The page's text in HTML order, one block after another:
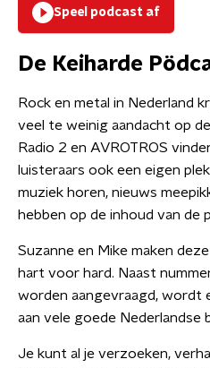
Speel podcast af
De Keiharde
Rock en metal in Nederland
veel te weinig aandacht op
Radio 2 en AVROTROS
luisteraars ook een eigen
muziek horen, nieuws
hebben op de inhoud van de
Suzanne en Mike maken
hart voor hard. Naast
worden aangevraagd, wordt
aan vele goede Nederlandse
Je kunt al je verzoeken,